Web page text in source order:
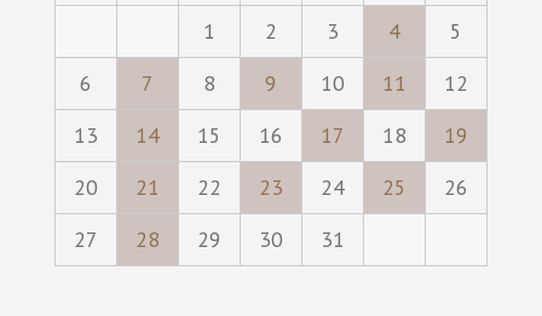
1
2 3 4
5
6
7 8 9 10 11
12
13
14 15 16 17 18
19
20
21 22 23 24 25
26
27
28 29 30 31